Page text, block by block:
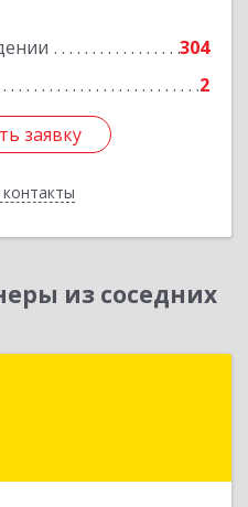
304
2
заявку
Подробнее
заявку
из соседних
г, корпус 340,